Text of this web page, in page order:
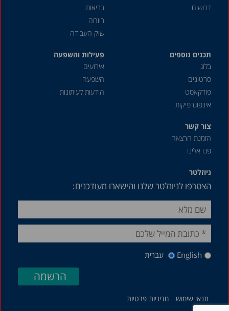
מאי 2018
דרושים
בריאות
רווחה
שוק העבודה
תכנים נוספים
בלוג
סרטונים
פודקאסט
אינפוגרפיקות
פעילות והשפעה
אירועים
השפעה
הודעות לעיתונות
צור קשר
הזמנת הרצאה
פנו אלינו
ניוזלטר
הצטרפו לניוזלטר שלנו והישארו מעודכנים:
English עברית
תנאי שימוש מדיניות פרטיות